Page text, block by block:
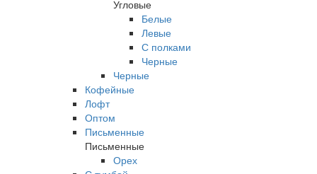
Угловые
Белые
Левые
С полками
Черные
Черные
Кофейные
Лофт
Оптом
Письменные
Письменные
Орех